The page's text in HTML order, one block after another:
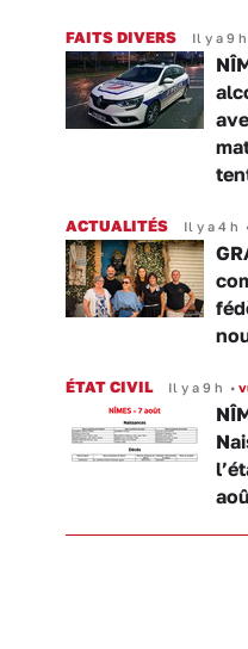
FAITS DIVERS Il y a 9 h
ACTUALITÉS Il y a 4 h
ÉTAT CIVIL Il y a 9 h •